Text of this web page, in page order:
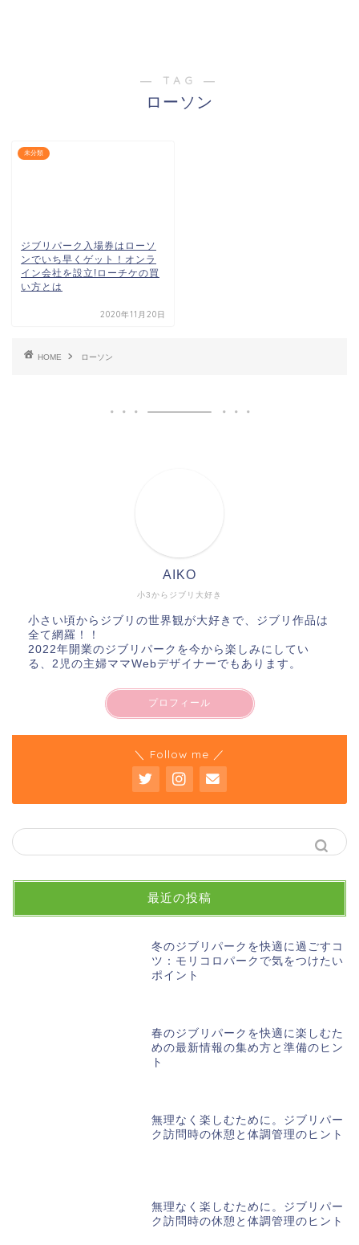
― TAG ―
ローソン
未分類
ジブリパーク入場券はローソ
ンでいち早くゲット！オンラ
イン会社を設立!ローチケの買
い方とは
2020年11月20日
HOME ローソン
小3からジブリ大好き
AIKO
小さい頃からジブリの世界観が大好きで、ジブリ作品は
全て網羅！！
2022年開業のジブリパークを今から楽しみにしてい
る、2児の主婦ママWebデザイナーでもあります。
プロフィール
＼ Follow me ／
最近の投稿
冬のジブリパークを快適に過ごすコ
ツ：モリコロパークで気をつけたい
ポイント
春のジブリパークを快適に楽しむた
めの最新情報の集め方と準備のヒン
ト
無理なく楽しむために。ジブリパー
ク訪問時の休憩と体調管理のヒント
無理なく楽しむために。ジブリパー
ク訪問時の休憩と体調管理のヒント